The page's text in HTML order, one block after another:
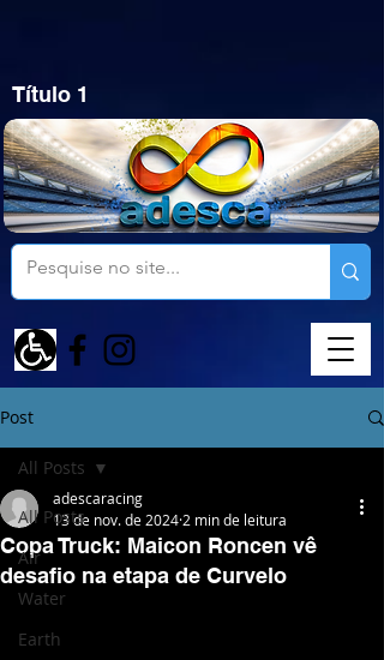
Título 1
Post
All Posts
Air
Water
Earth
All Posts
Copa Truck: Maicon Roncen vê
desafio na etapa de Curvelo
adescaracing
13 de nov. de 2024 2 min de leitura